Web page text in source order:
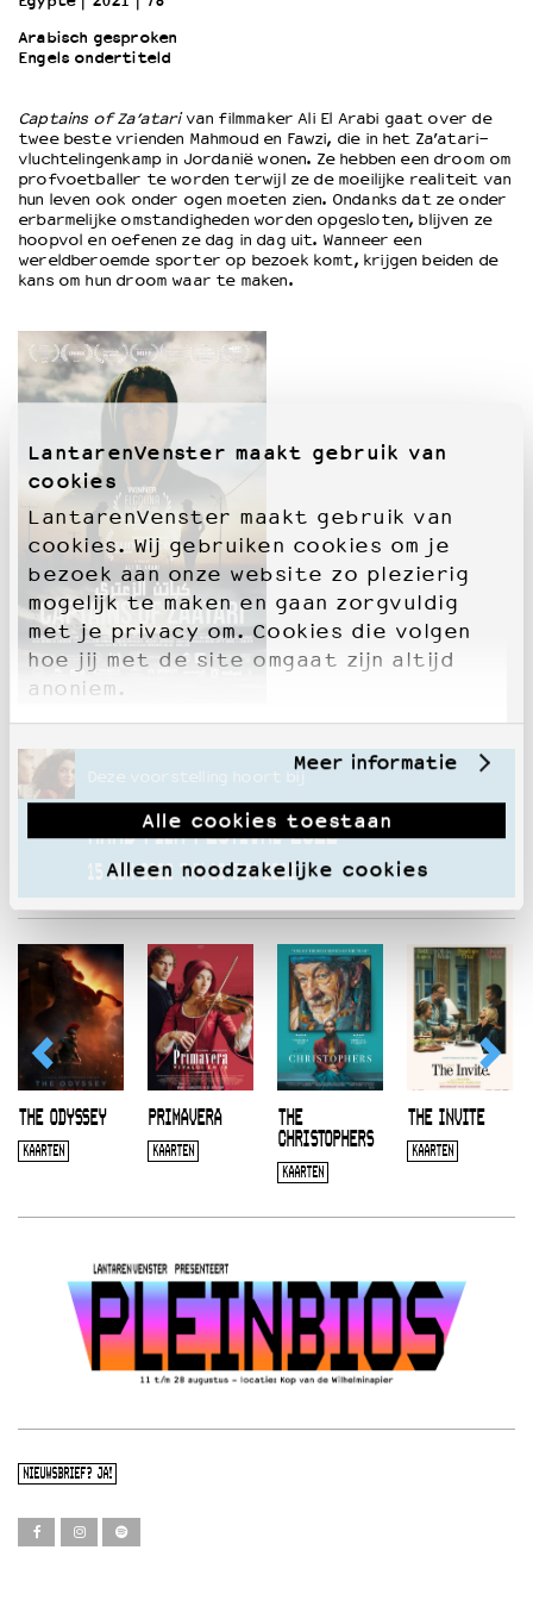
LantarenVenster maakt gebruik van
cookies
LantarenVenster maakt gebruik van
cookies. Wij gebruiken cookies om je
bezoek aan onze website zo plezierig
mogelijk te maken en gaan zorgvuldig
met je privacy om. Cookies die volgen
hoe jij met de site omgaat zijn altijd
anoniem.
Meer informatie
Alle cookies toestaan
Alleen noodzakelijke cookies
OVER LANTARENVENSTER
Werken bij
Wie is wie
Word vriend
Historie
Partners
Huisregels
Privacyverklaring
Duurzaamheid
Culturele boycot Israël
Ruimte voor artistieke vrijheid – VNPF
Arabisch gesproken
Engels ondertiteld
Captains of Za’atarivan filmmaker Ali El Arabi gaat over de
twee beste vrienden Mahmoud en Fawzi, die in het Za’atari-
vluchtelingenkamp in Jordanië wonen. Ze hebben een droom om
profvoetballer te worden terwijl ze de moeilijke realiteit van
hun leven ook onder ogen moeten zien. Ondanks dat ze onder
erbarmelijke omstandigheden worden opgesloten, blijven ze
hoopvol en oefenen ze dag in dag uit. Wanneer een
wereldberoemde sporter op bezoek komt, krijgen beiden de
kans om hun droom waar te maken.
Deze voorstelling hoort bij
ARAB FILM FESTIVAL 2022
15 JUN 2022 T/M 19 JUN 2022
THE ODYSSEY
KAARTEN
PRIMAVERA
KAARTEN
THE
CHRISTOPHERS
KAARTEN
THE INVITE
KAARTEN
NIEUWSBRIEF? JA!